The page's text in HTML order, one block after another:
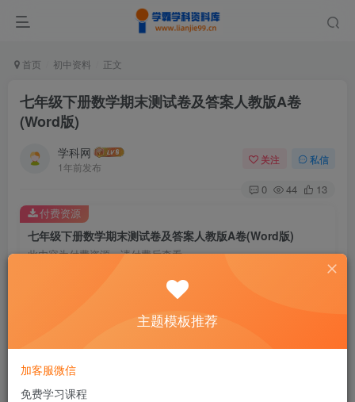
首页 初中资料 正文
七年级下册数学期末测试卷及答案人教版A卷
(Word版)
学科网
1年前发布
关注 私信
0 44 13
七年级下册数学期末测试卷及答案人教版A卷(Word版)
此内容为付费资源，请付费后查看
9.6
免费
暂时无法购买，请与站长联系
付费资源
主题模板推荐
加客服微信
免费学习课程